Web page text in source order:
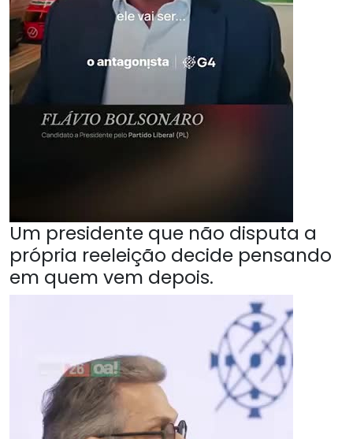
Um presidente que não disputa a
própria reeleição decide pensando
em quem vem depois.